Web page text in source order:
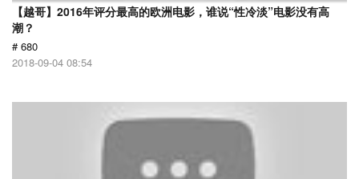
【越哥】2016年评分最高的欧洲电影，谁说“性冷淡”电影没有高
潮？
# 680
2018-09-04 08:54